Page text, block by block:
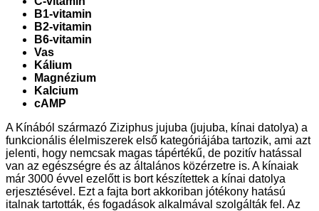
B1-vitamin
B2-vitamin
B6-vitamin
Vas
Kálium
Magnézium
Kalcium
cAMP
A Kínából származó Ziziphus jujuba (jujuba, kínai datolya) a
funkcionális élelmiszerek első kategóriájába tartozik, ami azt
jelenti, hogy nemcsak magas tápértékű, de pozitív hatással
van az egészségre és az általános közérzetre is. A kínaiak
már 3000 évvel ezelőtt is bort készítettek a kínai datolya
erjesztésével. Ezt a fajta bort akkoriban jótékony hatású
italnak tartották, és fogadások alkalmával szolgálták fel. Az